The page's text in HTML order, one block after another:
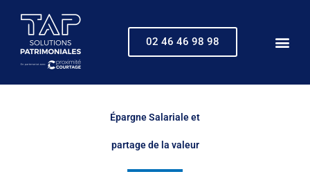
contenu
02 46 46 98 98
Épargne Salariale et
partage de la valeur